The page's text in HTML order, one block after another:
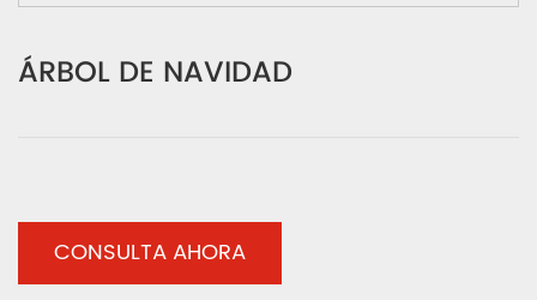
ÁRBOL DE NAVIDAD
CONSULTA AHORA